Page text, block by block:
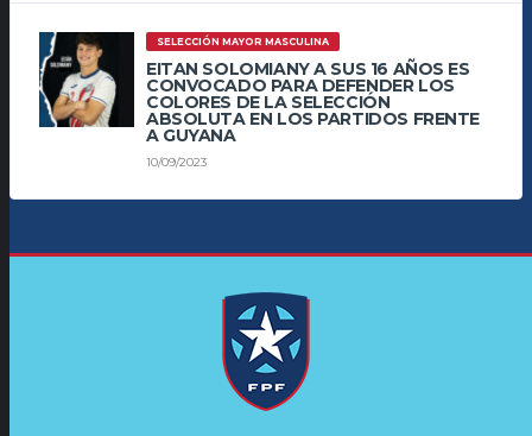
SELECCIÓN MAYOR MASCULINA
EITAN SOLOMIANY A SUS 16 AÑOS ES
CONVOCADO PARA DEFENDER LOS
COLORES DE LA SELECCIÓN
ABSOLUTA EN LOS PARTIDOS FRENTE
A GUYANA
10/09/2023